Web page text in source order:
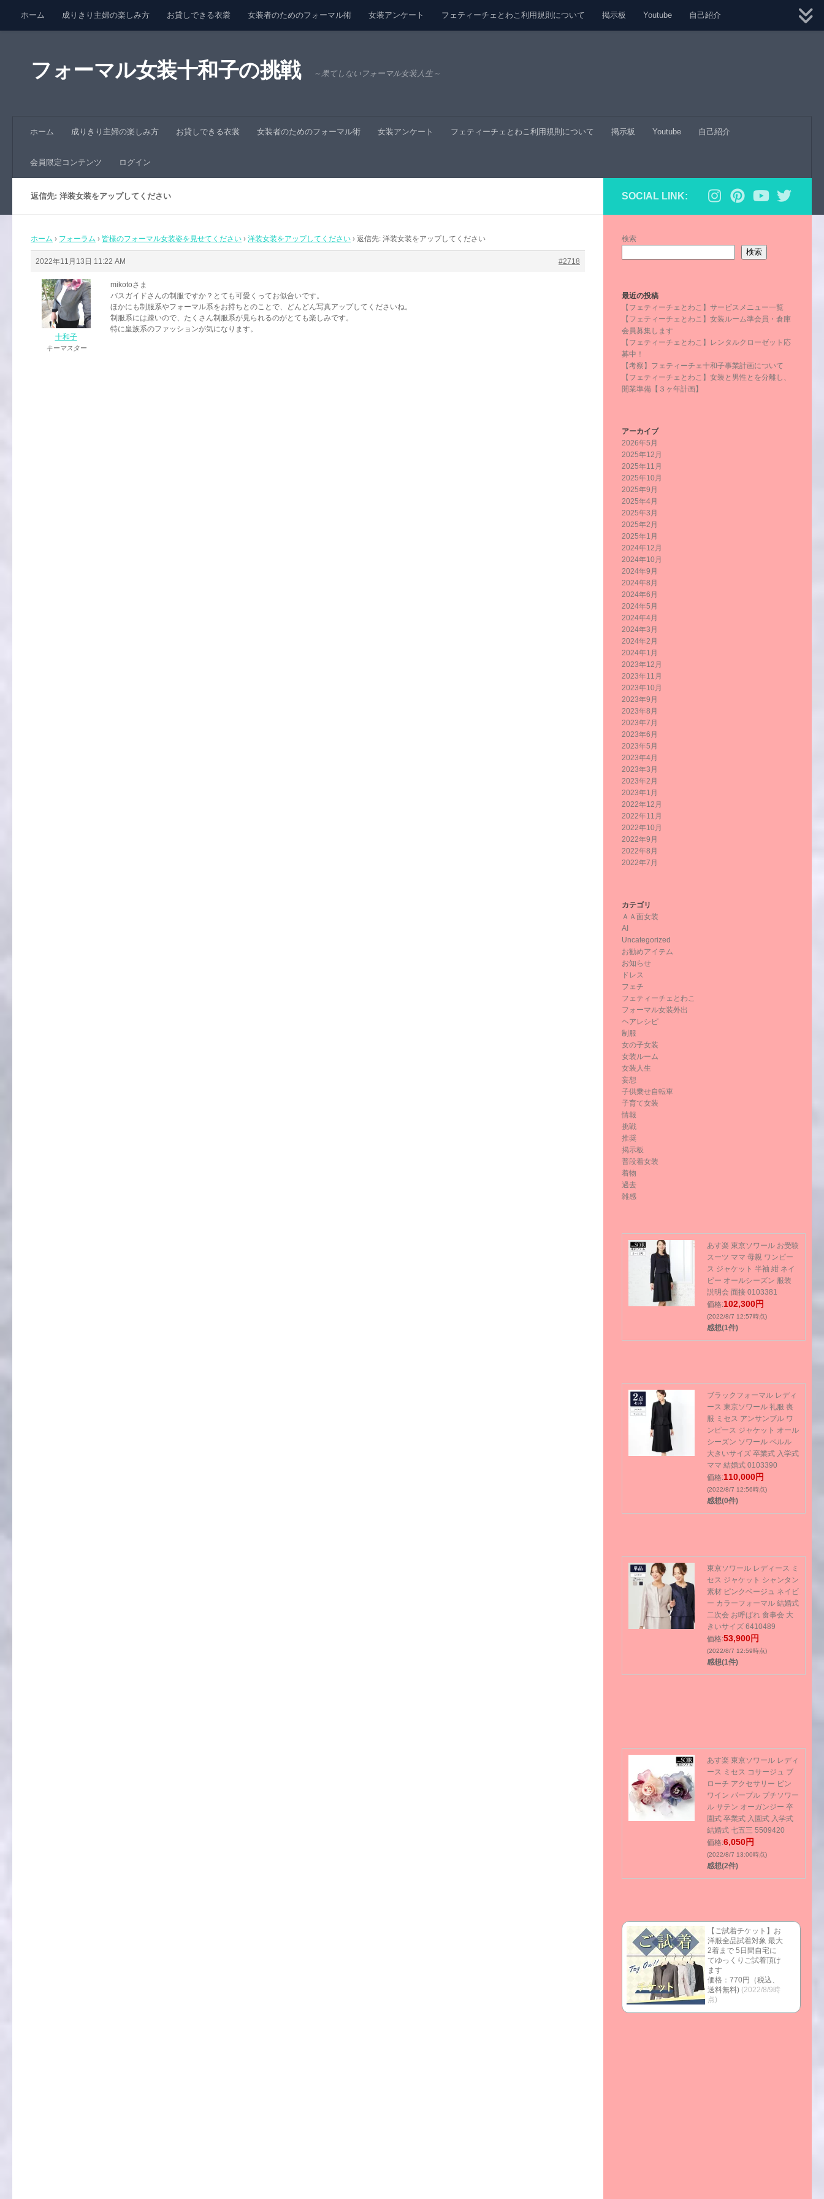
コンテンツへスキップ
ホーム 成りきり主婦の楽しみ方 お貸しできる衣裳 女装者のためのフォーマル術 女装アンケート フェティーチェとわこ利用規則について 掲示板 Youtube 自己紹介
フォーマル女装十和子の挑戦 ～果てしないフォーマル女装人生～
ホーム 成りきり主婦の楽しみ方 お貸しできる衣裳 女装者のためのフォーマル術 女装アンケート フェティーチェとわこ利用規則について 掲示板 Youtube 自己紹介
会員限定コンテンツ ログイン
返信先: 洋装女装をアップしてください
ホーム › フォーラム › 皆様のフォーマル女装姿を見せてください › 洋装女装をアップしてください › 返信先: 洋装女装をアップしてください
2022年11月13日 11:22 AM #2718
十和子
キーマスター
mikotoさま
バスガイドさんの制服ですか？とても可愛くってお似合いです。
ほかにも制服系やフォーマル系をお持ちとのことで、どんどん写真アップしてくださいね。
制服系には疎いので、たくさん制服系が見られるのがとても楽しみです。
特に皇族系のファッションが気になります。
SOCIAL LINK:
検索
検索
最近の投稿
【フェティーチェとわこ】サービスメニュー一覧
【フェティーチェとわこ】女装ルーム準会員・倉庫
会員募集します
【フェティーチェとわこ】レンタルクローゼット応
募中！
【考察】フェティーチェ十和子事業計画について
【フェティーチェとわこ】女装と男性とを分離し、
開業準備【３ヶ年計画】
アーカイブ
2026年5月
2025年12月
2025年11月
2025年10月
2025年9月
2025年4月
2025年3月
2025年2月
2025年1月
2024年12月
2024年10月
2024年9月
2024年8月
2024年6月
2024年5月
2024年4月
2024年3月
2024年2月
2024年1月
2023年12月
2023年11月
2023年10月
2023年9月
2023年8月
2023年7月
2023年6月
2023年5月
2023年4月
2023年3月
2023年2月
2023年1月
2022年12月
2022年11月
2022年10月
2022年9月
2022年8月
2022年7月
カテゴリ
ＡＡ面女装
AI
Uncategorized
お勧めアイテム
お知らせ
ドレス
フェチ
フェティーチェとわこ
フォーマル女装外出
ヘアレシピ
制服
女の子女装
女装ルーム
女装人生
妄想
子供乗せ自転車
子育て女装
情報
挑戦
推奨
掲示板
普段着女装
着物
過去
雑感
あす楽 東京ソワール お受験
スーツ ママ 母親 ワンピー
ス ジャケット 半袖 紺 ネイ
ビー オールシーズン 服装
説明会 面接 0103381
価格:102,300円
(2022/8/7 12:57時点)
感想(1件)
ブラックフォーマル レディ
ース 東京ソワール 礼服 喪
服 ミセス アンサンブル ワ
ンピース ジャケット オール
シーズン ソワール ペルル
大きいサイズ 卒業式 入学式
ママ 結婚式 0103390
価格:110,000円
(2022/8/7 12:56時点)
感想(0件)
東京ソワール レディース ミ
セス ジャケット シャンタン
素材 ピンクベージュ ネイビ
ー カラーフォーマル 結婚式
二次会 お呼ばれ 食事会 大
きいサイズ 6410489
価格:53,900円
(2022/8/7 12:59時点)
感想(1件)
あす楽 東京ソワール レディ
ース ミセス コサージュ ブ
ローチ アクセサリー ピン
ワイン パープル プチソワー
ル サテン オーガンジー 卒
園式 卒業式 入園式 入学式
結婚式 七五三 5509420
価格:6,050円
(2022/8/7 13:00時点)
感想(2件)
【ご試着チケット】お
洋服全品試着対象 最大
2着まで 5日間自宅に
てゆっくりご試着頂け
ます
価格：770円（税込、
送料無料) (2022/8/9時
点)